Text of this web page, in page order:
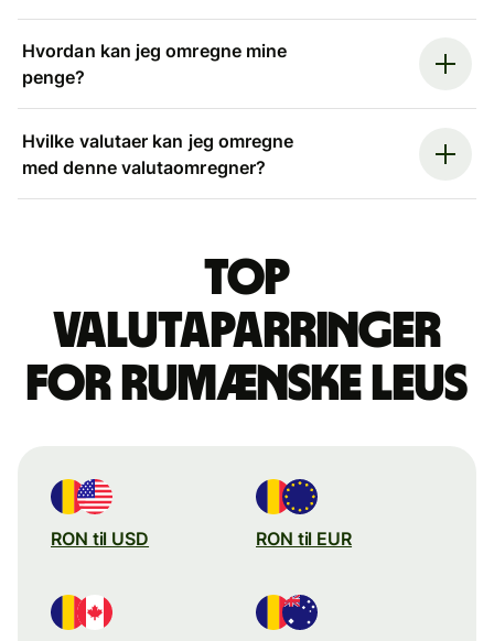
Hvordan kan jeg omregne mine
penge?
Hvilke valutaer kan jeg omregne
med denne valutaomregner?
Top
valutaparringer
for rumænske leus
RON til USD RON til EUR